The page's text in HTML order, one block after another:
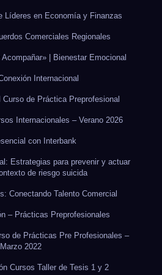
Líderes en Economía y Finanzas
Comerciales Regionales
| Bienestar Emocional
Internacional
de Práctica Preprofesional
Internacionales – Verano 2026
con Interbank
Estrategias para prevenir y actuar
de riesgo suicida
Conectando Talento Comercial
– Prácticas Preprofesionales
de Prácticas Pre Profesionales –
Marzo 2022
Cursos Taller de Tesis 1 y 2